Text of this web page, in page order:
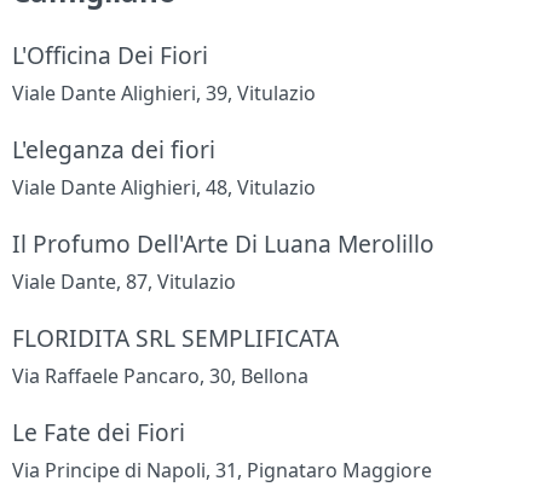
L'Officina Dei Fiori
Viale Dante Alighieri, 39, Vitulazio
L'eleganza dei fiori
Viale Dante Alighieri, 48, Vitulazio
Il Profumo Dell'Arte Di Luana Merolillo
Viale Dante, 87, Vitulazio
FLORIDITA SRL SEMPLIFICATA
Via Raffaele Pancaro, 30, Bellona
Le Fate dei Fiori
Via Principe di Napoli, 31, Pignataro Maggiore